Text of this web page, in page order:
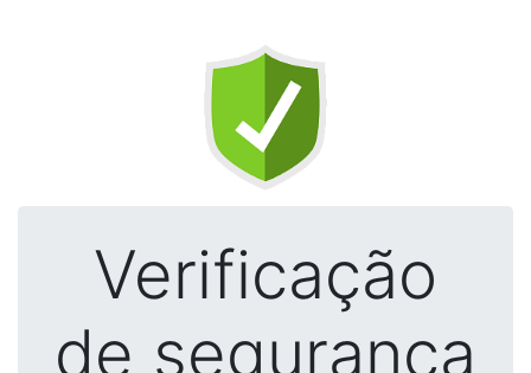
Verificação
de segurança